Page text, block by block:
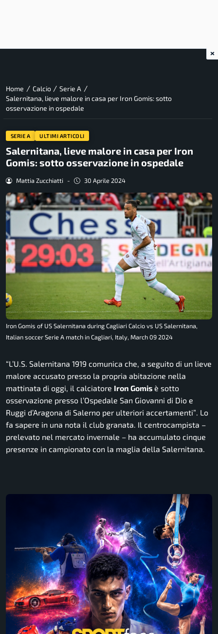
Home / Calcio / Serie A /
Salernitana, lieve malore in casa per Iron Gomis: sotto
osservazione in ospedale
SERIE A ULTIMI ARTICOLI
Salernitana, lieve malore in casa per Iron
Gomis: sotto osservazione in ospedale
Mattia Zucchiatti - 30 Aprile 2024
Iron Gomis of US Salernitana during Cagliari Calcio vs US Salernitana,
Italian soccer Serie A match in Cagliari, Italy, March 09 2024
“L’U.S. Salernitana 1919 comunica che, a seguito di un lieve
malore accusato presso la propria abitazione nella
mattinata di oggi, il calciatore Iron Gomis è sotto
osservazione presso l’Ospedale San Giovanni di Dio e
Ruggi d’Aragona di Salerno per ulteriori accertamenti”. Lo
fa sapere in una nota il club granata. Il centrocampista –
prelevato nel mercato invernale – ha accumulato cinque
presenze in campionato con la maglia della Salernitana.
×